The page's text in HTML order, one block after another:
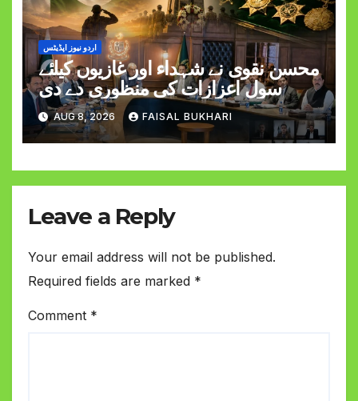
اردو نیوز اپڈیٹس
محسن نقوی نے شہداء اور غازیوں کیلئے
سول اعزازات کی منظوری دے دی
AUG 8, 2026 FAISAL BUKHARI
Leave a Reply
Your email address will not be published.
Required fields are marked *
Comment *